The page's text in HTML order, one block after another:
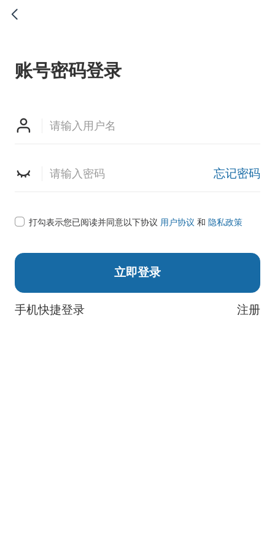

账号密码登录

 忘记密码
 打勾表示您已阅读并同意以下协议 用户协议 和 隐私政策
立即登录
手机快捷登录 注册